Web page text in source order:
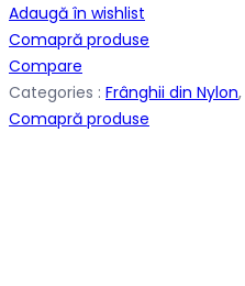
Adaugă în wishlist
Comapră produse
Compare
Categories : Frânghii din Nylon,
Comapră produse